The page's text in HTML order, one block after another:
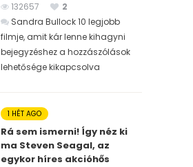
132657
2
Sandra Bullock 10 legjobb
filmje, amit kár lenne kihagyni
bejegyzéshez a hozzászólások
lehetősége kikapcsolva
1 HÉT AGO
Rá sem ismerni! Így néz ki
ma Steven Seagal, az
egykor híres akcióhős